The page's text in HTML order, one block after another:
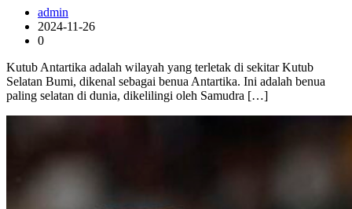
admin
2024-11-26
0
Kutub Antartika adalah wilayah yang terletak di sekitar Kutub
Selatan Bumi, dikenal sebagai benua Antartika. Ini adalah benua
paling selatan di dunia, dikelilingi oleh Samudra […]